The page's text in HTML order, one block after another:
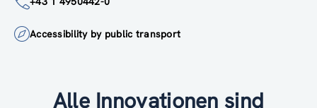
Accessibility by public transport
Alle Innovationen sind